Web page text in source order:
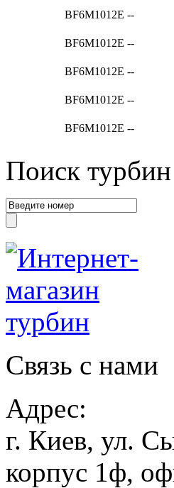
BF6M1012E --
BF6M1012E --
BF6M1012E --
BF6M1012E --
BF6M1012E --
Поиск турбин
Связь с нами
Адрес:
г. Киев, ул.
корпус 1ф,